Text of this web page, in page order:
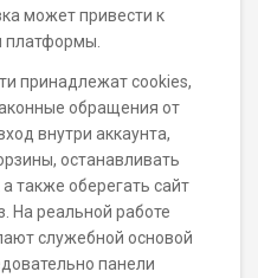
может привести к
платформы.
принадлежат cookies,
обращения от
внутри аккаунта,
останавливать
также оберегать сайт
На реальной работе
служебной основой
панели